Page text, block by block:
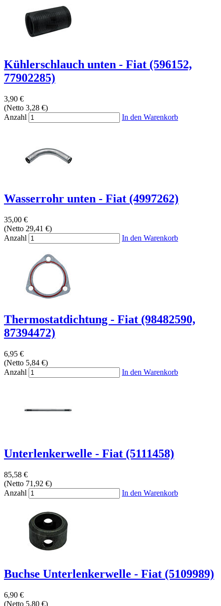
Kühlerschlauch unten - Fiat (596152,
77902285)
3,90 €
(Netto 3,28 €)
Anzahl
In den Warenkorb
Wasserrohr unten - Fiat (4997262)
35,00 €
(Netto 29,41 €)
Anzahl
In den Warenkorb
Thermostatdichtung - Fiat (98482590,
87394472)
6,95 €
(Netto 5,84 €)
Anzahl
In den Warenkorb
Unterlenkerwelle - Fiat (5111458)
85,58 €
(Netto 71,92 €)
Anzahl
In den Warenkorb
Buchse Unterlenkerwelle - Fiat (5109989)
6,90 €
(Netto 5,80 €)